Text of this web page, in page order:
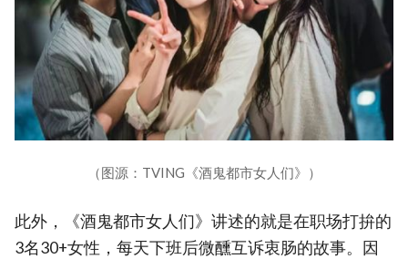
（图源：TVING《酒鬼都市女人们》）
此外，《酒鬼都市女人们》讲述的就是在职场打拚的
3名30+女性，每天下班后微醺互诉衷肠的故事。因